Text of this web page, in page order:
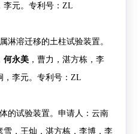
元。专利号： ZL
淋溶迁移的土柱试验装置。
何永美，曹力，湛方栋，李
李元。专利号： ZL
的试验装置。申请人：云南
雪，王灿，湛方栋，李博，李